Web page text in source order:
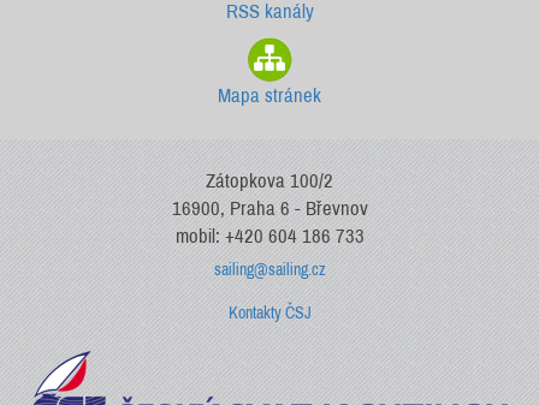
RSS kanály
Mapa stránek
Zátopkova 100/2
16900, Praha 6 - Břevnov
mobil: +420 604 186 733
sailing@sailing.cz
Kontakty ČSJ